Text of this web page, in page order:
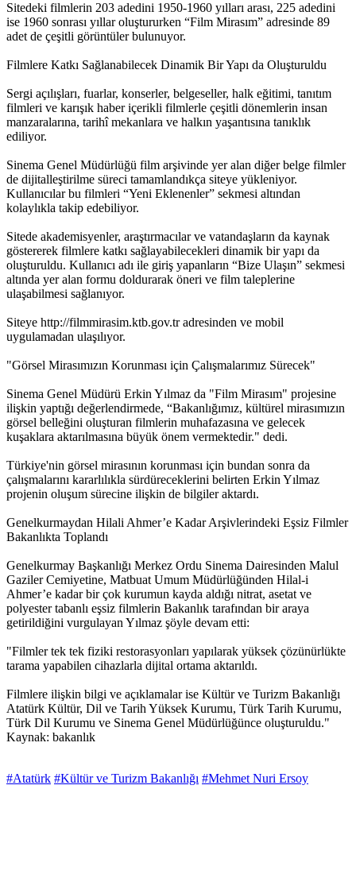
Sitedeki filmlerin 203 adedini 1950-1960 yılları arası, 225 adedini
ise 1960 sonrası yıllar oluştururken “Film Mirasım” adresinde 89
adet de çeşitli görüntüler bulunuyor.
Filmlere Katkı Sağlanabilecek Dinamik Bir Yapı da Oluşturuldu
Sergi açılışları, fuarlar, konserler, belgeseller, halk eğitimi, tanıtım
filmleri ve karışık haber içerikli filmlerle çeşitli dönemlerin insan
manzaralarına, tarihî mekanlara ve halkın yaşantısına tanıklık
ediliyor.
Sinema Genel Müdürlüğü film arşivinde yer alan diğer belge filmler
de dijitalleştirilme süreci tamamlandıkça siteye yükleniyor.
Kullanıcılar bu filmleri “Yeni Eklenenler” sekmesi altından
kolaylıkla takip edebiliyor.
Sitede akademisyenler, araştırmacılar ve vatandaşların da kaynak
göstererek filmlere katkı sağlayabilecekleri dinamik bir yapı da
oluşturuldu. Kullanıcı adı ile giriş yapanların “Bize Ulaşın” sekmesi
altında yer alan formu doldurarak öneri ve film taleplerine
ulaşabilmesi sağlanıyor.
Siteye http://filmmirasim.ktb.gov.tr adresinden ve mobil
uygulamadan ulaşılıyor.
"Görsel Mirasımızın Korunması için Çalışmalarımız Sürecek"
Sinema Genel Müdürü Erkin Yılmaz da "Film Mirasım" projesine
ilişkin yaptığı değerlendirmede, “Bakanlığımız, kültürel mirasımızın
görsel belleğini oluşturan filmlerin muhafazasına ve gelecek
kuşaklara aktarılmasına büyük önem vermektedir." dedi.
Türkiye'nin görsel mirasının korunması için bundan sonra da
çalışmalarını kararlılıkla sürdüreceklerini belirten Erkin Yılmaz
projenin oluşum sürecine ilişkin de bilgiler aktardı.
Genelkurmaydan Hilali Ahmer’e Kadar Arşivlerindeki Eşsiz Filmler
Bakanlıkta Toplandı
Genelkurmay Başkanlığı Merkez Ordu Sinema Dairesinden Malul
Gaziler Cemiyetine, Matbuat Umum Müdürlüğünden Hilal-i
Ahmer’e kadar bir çok kurumun kayda aldığı nitrat, asetat ve
polyester tabanlı eşsiz filmlerin Bakanlık tarafından bir araya
getirildiğini vurgulayan Yılmaz şöyle devam etti:
"Filmler tek tek fiziki restorasyonları yapılarak yüksek çözünürlükte
tarama yapabilen cihazlarla dijital ortama aktarıldı.
Filmlere ilişkin bilgi ve açıklamalar ise Kültür ve Turizm Bakanlığı
Atatürk Kültür, Dil ve Tarih Yüksek Kurumu, Türk Tarih Kurumu,
Türk Dil Kurumu ve Sinema Genel Müdürlüğünce oluşturuldu."
Kaynak: bakanlık
#Atatürk #Kültür ve Turizm Bakanlığı #Mehmet Nuri Ersoy